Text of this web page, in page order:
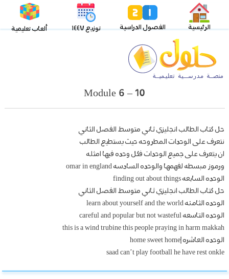
الرئيسية الفصول الدراسية توزيع ١٤٤٧ ألعاب تعليمية
Module 6 – 10
حل كتاب الطالب انجليزي ثاني متوسط الفصل الثاني
نتعرف على الوحدات المطروحه حيث يستطيع الطالب
ان يتعرف على جميع الوحدات فكل وحده فيها امثله
ورموز مبسطه لفهمها والوحده السادسه omar in england
الوحده السابعه finding out about things
حل كتاب الطالب انجليزي ثاني متوسط الفصل الثاني
الوحده الثامنه learn about yourself and the world
الوحده التاسعه careful and popular but not wasteful
this is a wind trubine this people praying in harm makkah
الوحده العاشره |home sweet home
saad can’t play football he have rest onkle